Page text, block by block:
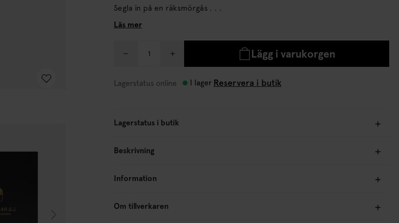
Segla in på en räksmörgås . . .
Läs mer
Lägg i varukorgen
Lagerstatus online I lager Reservera i butik
Lagerstatus i butik
Beskrivning
Information
Om tillverkaren